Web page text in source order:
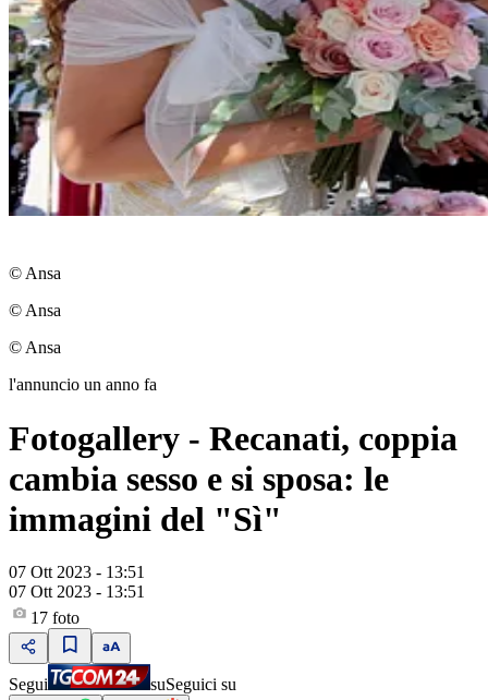
© Ansa
© Ansa
© Ansa
l'annuncio un anno fa
Fotogallery - Recanati, coppia
cambia sesso e si sposa: le
immagini del "Sì"
07 Ott 2023 - 13:51
07 Ott 2023 - 13:51
17 foto
Segui suSeguici su